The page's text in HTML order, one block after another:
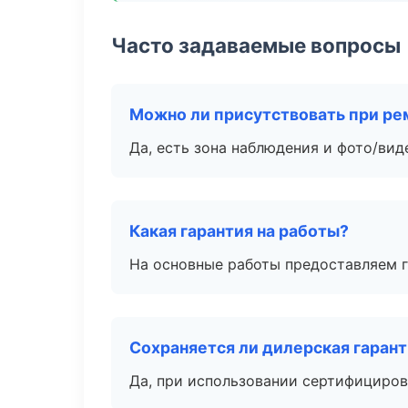
Часто задаваемые вопросы
Можно ли присутствовать при
Да, есть зона наблюдения и фото/
Какая гарантия на работы?
На основные работы предоставляем
Сохраняется ли дилерская
Да, при использовании